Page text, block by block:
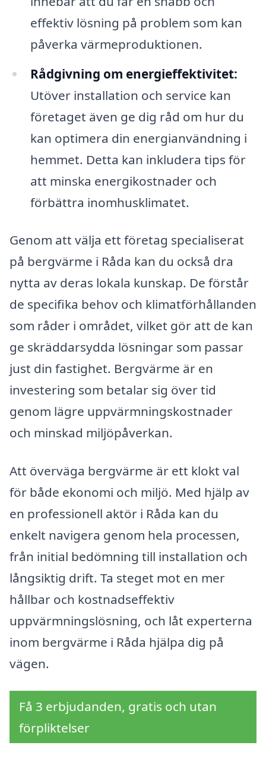
effektiv lösning på problem som kan
påverka värmeproduktionen.
Rådgivning om energieffektivitet:
Utöver installation och service kan
företaget även ge dig råd om hur du
kan optimera din energianvändning i
hemmet. Detta kan inkludera tips för
att minska energikostnader och
förbättra inomhusklimatet.
Genom att välja ett företag specialiserat
på bergvärme i Råda kan du också dra
nytta av deras lokala kunskap. De förstår
de specifika behov och klimatförhållanden
som råder i området, vilket gör att de kan
ge skräddarsydda lösningar som passar
just din fastighet. Bergvärme är en
investering som betalar sig över tid
genom lägre uppvärmningskostnader
och minskad miljöpåverkan.
Att överväga bergvärme är ett klokt val
för både ekonomi och miljö. Med hjälp av
en professionell aktör i Råda kan du
enkelt navigera genom hela processen,
från initial bedömning till installation och
långsiktig drift. Ta steget mot en mer
hållbar och kostnadseffektiv
uppvärmningslösning, och låt experterna
inom bergvärme i Råda hjälpa dig på
vägen.
Få 3 erbjudanden, gratis och utan
förpliktelser